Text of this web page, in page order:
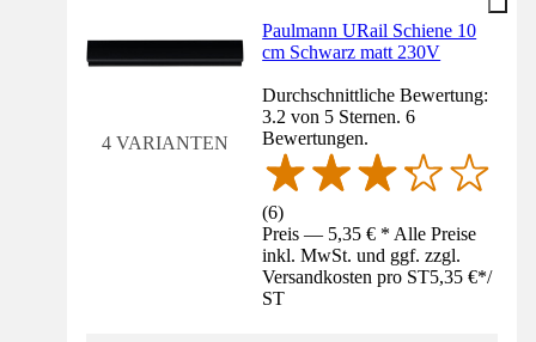
4 VARIANTEN
Paulmann URail Schiene 10
cm Schwarz matt 230V
Durchschnittliche Bewertung:
3.2 von 5 Sternen. 6
Bewertungen.
(6)
Preis — 5,35 € * Alle Preise
inkl. MwSt. und ggf. zzgl.
Versandkosten pro ST5,35 €*/
ST